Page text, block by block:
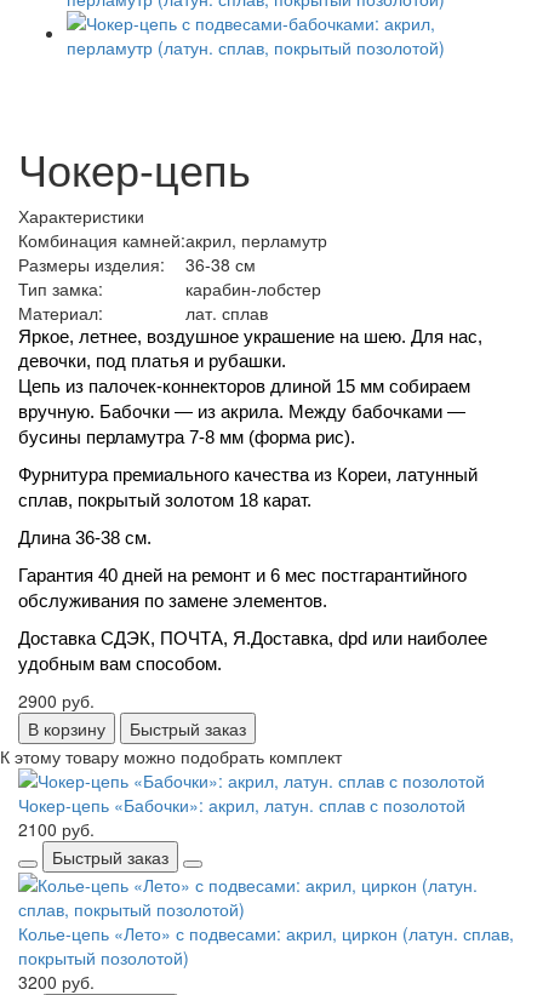
Чокер-цепь
Характеристики
Комбинация камней:акрил, перламутр
Размеры изделия:
36-38 см
Тип замка:
карабин-лобстер
Материал:
лат. сплав
Яркое, летнее, воздушное украшение на шею. Для нас,
девочки, под платья и рубашки.
Цепь из палочек-коннекторов длиной 15 мм собираем
вручную. Бабочки — из акрила. Между бабочками —
бусины перламутра 7-8 мм (форма рис).
Фурнитура премиального качества из Кореи, латунный
сплав, покрытый золотом 18 карат.
Длина 36-38 см.
Гарантия 40 дней на ремонт и 6 мес постгарантийного
обслуживания по замене элементов.
Доставка СДЭК, ПОЧТА, Я.Доставка, dpd или наиболее
удобным вам способом.
2900 руб.
В корзину
Быстрый заказ
К этому товару можно подобрать комплект
Чокер-цепь «Бабочки»: акрил, латун. сплав с позолотой
2100 руб.
Быстрый заказ
Колье-цепь «Лето» с подвесами: акрил, циркон (латун. сплав,
покрытый позолотой)
3200 руб.